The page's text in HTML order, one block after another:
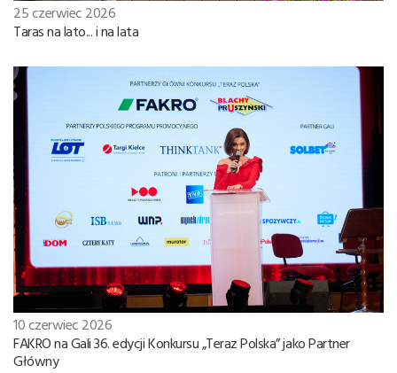
25 czerwiec 2026
Taras na lato... i na lata
10 czerwiec 2026
FAKRO na Gali 36. edycji Konkursu „Teraz Polska” jako Partner
Główny